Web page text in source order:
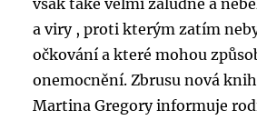
a viry , proti kterým zatím
očkování a které mohou
onemocnění. Zbrusu nová
Martina Gregory informuje